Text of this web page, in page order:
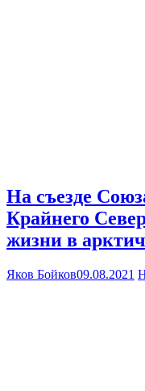
На съезде
Крайнего
жизни в
Яков Бойков09.08.2021